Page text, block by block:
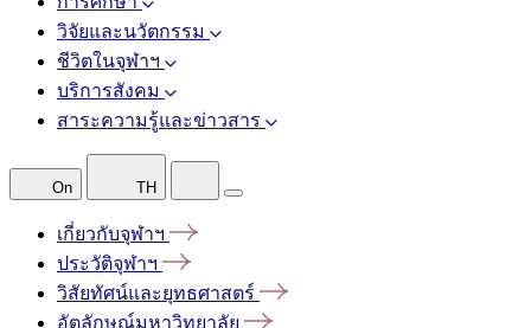
วิจัยและนวัตกรรม
ชีวิตในจุฬาฯ
บริการสังคม
สาระความรู้และข่าวสาร
On TH
เกี่ยวกับจุฬาฯ
ประวัติจุฬาฯ
วิสัยทัศน์และยุทธศาสตร์
อัตลักษณ์มหาวิทยาลัย